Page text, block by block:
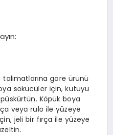
göre ürünü
sökücüler için, kutuyu
Köpük boya
veya rulo ile yüzeye
jeli bir fırça ile yüzeye